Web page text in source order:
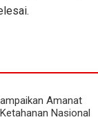
Amanat
Nasional